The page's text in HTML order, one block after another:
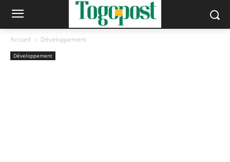
Accueil Développement
Développement